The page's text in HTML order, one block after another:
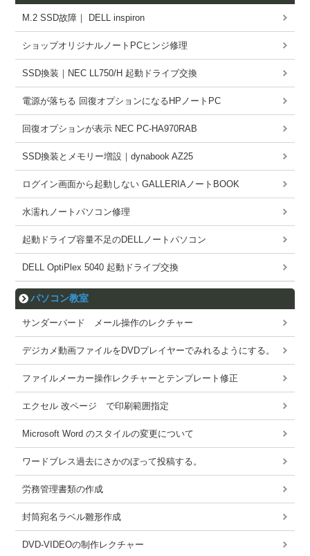
M.2 SSD故障｜ DELL inspiron
ショップオリジナルノートPCヒンジ修理
SSD換装｜NEC LL750/H 起動ドライブ交換
電源が落ちる 回復オプションになるHPノートPC
回復オプションが表示 NEC PC-HA970RAB
SSD換装とメモリー増設｜dynabook AZ25
ログイン画面から起動しない GALLERIAノートBOOK
水濡れノートパソコン修理
起動ドライブ容量不足のDELLノートパソコン
DELL OptiPlex 5040 起動ドライブ交換
パソコン教室
サンダーバード メール操作のレクチャー
デジカメ動画ファイルをDVDプレイヤーでみれるようにする。
ファイルメーカー操作レクチャーとテンプレート修正
エクセル 改ページ で印刷範囲指定
Microsoft Word のスタイルの変更について
ワードブレス過去にさかのぼって投稿する。
労務管理書類の作成
封筒宛名ラベル雛形作成
DVD-VIDEOの制作レクチャー